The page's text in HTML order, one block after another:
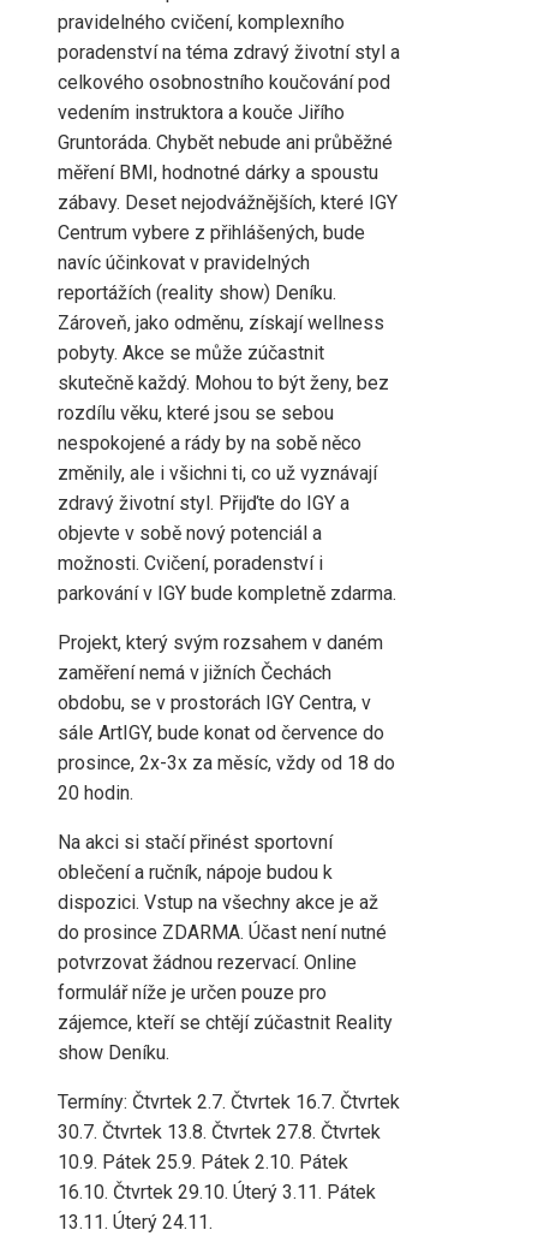
pravidelného cvičení, komplexního
poradenství na téma zdravý životní styl a
celkového osobnostního koučování pod
vedením instruktora a kouče Jiřího
Gruntoráda. Chybět nebude ani průběžné
měření BMI, hodnotné dárky a spoustu
zábavy. Deset nejodvážnějších, které IGY
Centrum vybere z přihlášených, bude
navíc účinkovat v pravidelných
reportážích (reality show) Deníku.
Zároveň, jako odměnu, získají wellness
pobyty. Akce se může zúčastnit
skutečně každý. Mohou to být ženy, bez
rozdílu věku, které jsou se sebou
nespokojené a rády by na sobě něco
změnily, ale i všichni ti, co už vyznávají
zdravý životní styl. Přijďte do IGY a
objevte v sobě nový potenciál a
možnosti. Cvičení, poradenství i
parkování v IGY bude kompletně zdarma.
Projekt, který svým rozsahem v daném
zaměření nemá v jižních Čechách
obdobu, se v prostorách IGY Centra, v
sále ArtIGY, bude konat od července do
prosince, 2x-3x za měsíc, vždy od 18 do
20 hodin.
Na akci si stačí přinést sportovní
oblečení a ručník, nápoje budou k
dispozici. Vstup na všechny akce je až
do prosince ZDARMA. Účast není nutné
potvrzovat žádnou rezervací. Online
formulář níže je určen pouze pro
zájemce, kteří se chtějí zúčastnit Reality
show Deníku.
Termíny: Čtvrtek 2.7. Čtvrtek 16.7. Čtvrtek
30.7. Čtvrtek 13.8. Čtvrtek 27.8. Čtvrtek
10.9. Pátek 25.9. Pátek 2.10. Pátek
16.10. Čtvrtek 29.10. Úterý 3.11. Pátek
13.11. Úterý 24.11.